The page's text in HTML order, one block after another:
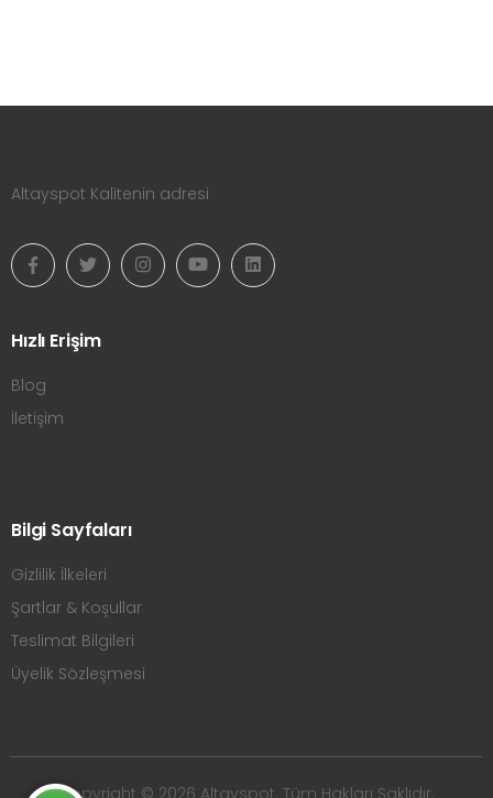
Altayspot Kalitenin adresi
Hızlı Erişim
Blog
İletişim
Bilgi Sayfaları
Gizlilik İlkeleri
Şartlar & Koşullar
Teslimat Bilgileri
Üyelik Sözleşmesi
Copyright © 2026 Altayspot. Tüm Hakları Saklıdır.